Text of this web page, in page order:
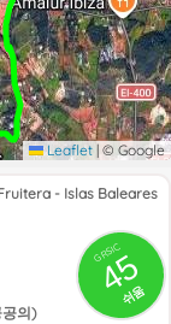
Leaflet | © Google
GRSIC
45
쉬움
- Islas Baleares
의)